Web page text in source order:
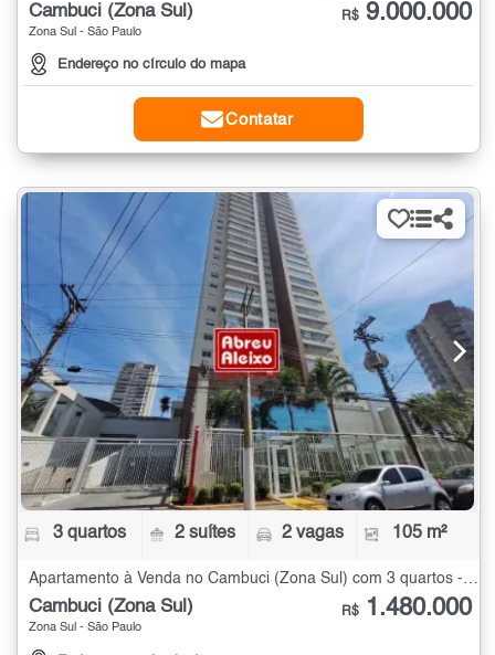
Cambuci (Zona Sul)
Zona Sul - São Paulo
Endereço no círculo do mapa
R$ 9.000.000
Contatar
3 quartos 2 suítes 2 vagas 105 m²
Apartamento à Venda no Cambuci (Zona Sul) com 3 quartos - 105 m²
Cambuci (Zona Sul)
Zona Sul - São Paulo
R$ 1.480.000